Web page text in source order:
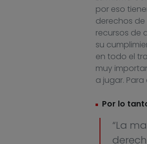
por eso
derechos de
recursos de
su
en todo el
muy
a jugar.
Por lo
“La